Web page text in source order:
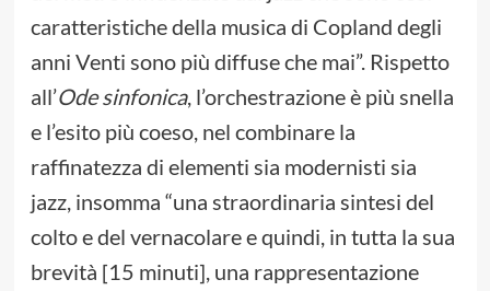
caratteristiche della musica di Copland degli
anni Venti sono più diffuse che mai”. Rispetto
all’Ode sinfonica, l’orchestrazione è più snella
e l’esito più coeso, nel combinare la
raffinatezza di elementi sia modernisti sia
jazz, insomma “una straordinaria sintesi del
colto e del vernacolare e quindi, in tutta la sua
brevità [15 minuti], una rappresentazione